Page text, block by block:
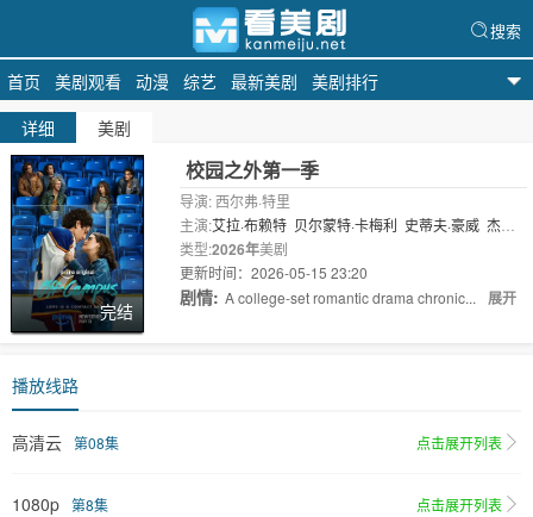
首页 美剧观看 动漫 综艺 最新美剧 美剧排行
搜索
详细 美剧
完结
校园之外第一季
导演: 西尔弗·特里
主演:艾拉·布赖特 贝尔蒙特·卡梅利 史蒂夫·豪威 杰伦·
托马斯·布鲁克斯
类型:2026年美剧
更新时间：2026-05-15 23:20
剧情: A college-set romantic drama chronic... 展开
播放线路
高清云 第08集 点击展开列表
1080p 第8集 点击展开列表